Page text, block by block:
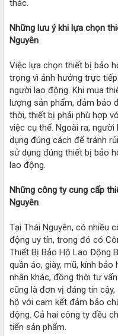
thác.
Những lưu ý khi lựa chọn
Nguyên
Việc lựa chọn thiết bị bảo
trọng vì ảnh hưởng trực
người lao động. Khi mua
lượng sản phẩm, đảm bảo
thời, thiết bị phải phù hợp
việc cụ thể. Ngoài ra,
dụng đúng cách để tránh
sử dụng đúng thiết bị bảo
lao động.
Những công ty cung cấp
Nguyên
Tại Thái Nguyên, có nhiều
động uy tín, trong đó có
Thiết Bị Bảo Hộ Lao Động
quần áo, giày, mũ, kính
nhân khác, đồng thời tư
cũng là đơn vị đáng tin
hộ với cam kết đảm bảo
động. Cả hai công ty đều
tiến sản phẩm.